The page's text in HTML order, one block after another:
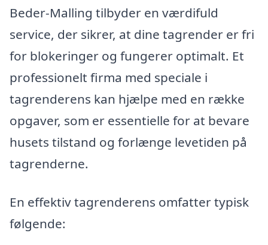
Beder-Malling tilbyder en værdifuld
service, der sikrer, at dine tagrender er fri
for blokeringer og fungerer optimalt. Et
professionelt firma med speciale i
tagrenderens kan hjælpe med en række
opgaver, som er essentielle for at bevare
husets tilstand og forlænge levetiden på
tagrenderne.
En effektiv tagrenderens omfatter typisk
følgende: